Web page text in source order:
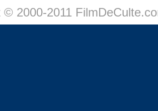
© 2000-2011